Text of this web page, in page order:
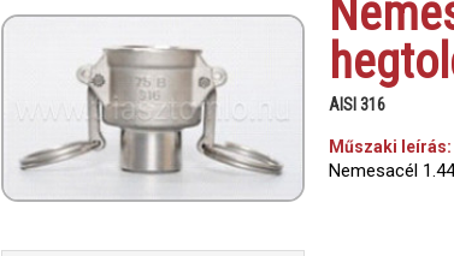
AISI 316
Műszaki leírás:
Nemesacél